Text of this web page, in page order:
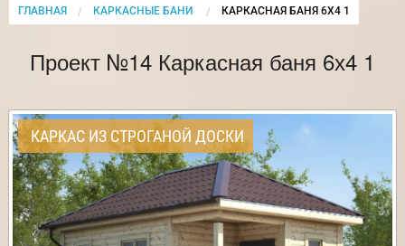
ГЛАВНАЯ КАРКАСНЫЕ БАНИ CURRENT:
КАРКАСНАЯ БАНЯ 6Х4 1
Проект №14 Каркасная баня 6х4 1
КАРКАС ИЗ СТРОГАНОЙ ДОСКИ